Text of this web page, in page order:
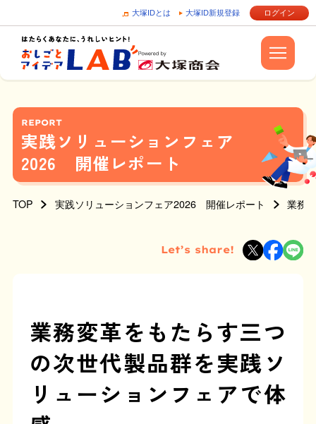
大塚IDとは 大塚ID新規登録 ログイン
REPORT
実践ソリューションフェア
2026 開催レポート
TOP 実践ソリューションフェア2026 開催レポート 業務
Let’s share!
業務変革をもたらす三つ
の次世代製品群を実践ソ
リューションフェアで体